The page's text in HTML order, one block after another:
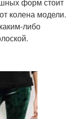
колена модели.
либо